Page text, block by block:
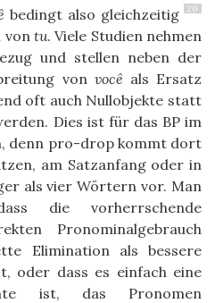
20
bedingt also gleichzeitig
von tu. Viele Studien nehmen
und stellen neben der
von você als Ersatz
oft auch Nullobjekte statt
Dies ist für das BP im
denn pro-drop kommt dort
am Satzanfang oder in
als vier Wörtern vor. Man
die vorherrschende
Pronominalgebrauch
Elimination als bessere
oder dass es einfach eine
ist, das Pronomen